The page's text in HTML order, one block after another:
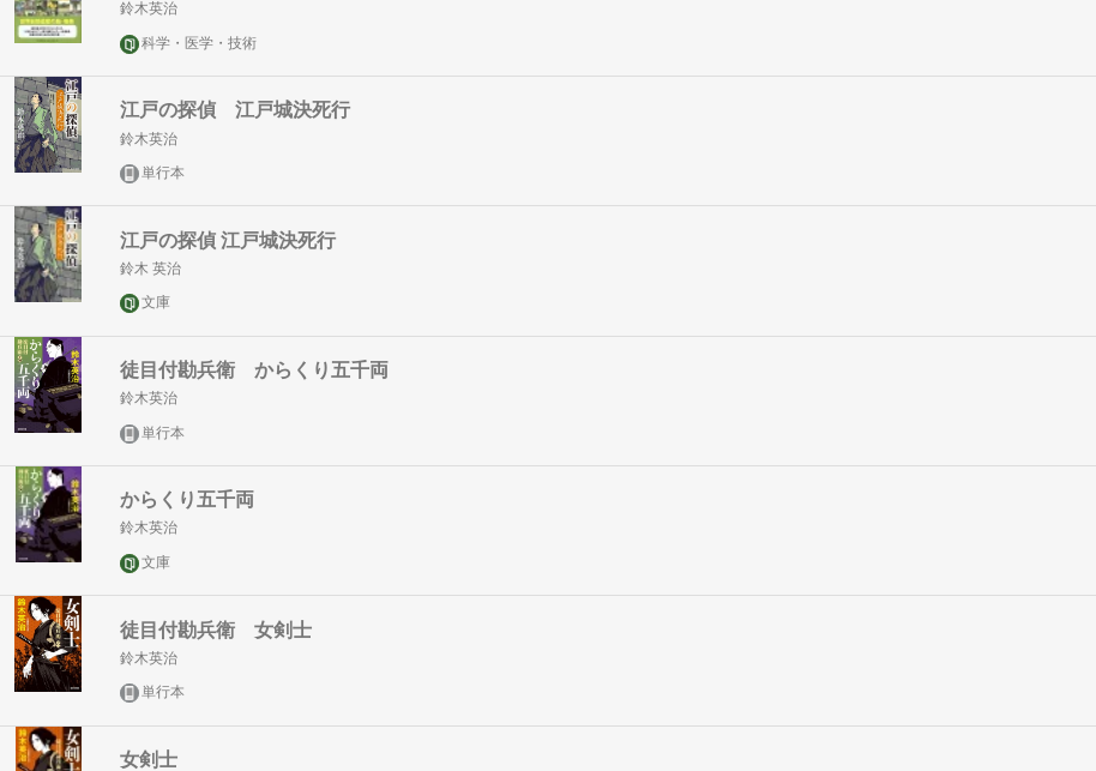
鈴木英治
科学・医学・技術
江戸の探偵 江戸城決死行
鈴木英治
単行本
江戸の探偵 江戸城決死行
鈴木 英治
文庫
徒目付勘兵衛 からくり五千両
鈴木英治
単行本
からくり五千両
鈴木英治
文庫
徒目付勘兵衛 女剣士
鈴木英治
単行本
女剣士